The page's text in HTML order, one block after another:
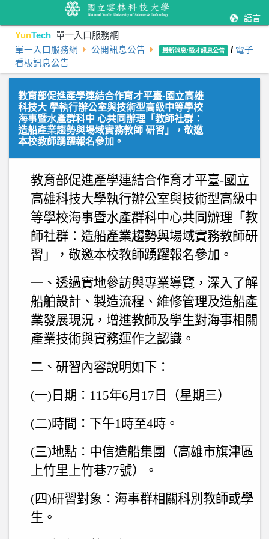
語言
YunTech 單一入口服務網
單一入口服務網 公開訊息公告 最新消息/徵才訊息公告 / 電子
看板訊息公告
教育部促進產學連結合作育才平臺-國立高雄
科技大 學執行辦公室與技術型高級中等學校
海事暨水產群科中 心共同辦理「教師社群：
造船產業趨勢與場域實務教師 研習」，敬邀
本校教師踴躍報名參加。
教育部促進產學連結合作育才平臺-國立
高雄科技大學執行辦公室與技術型高級中
等學校海事暨水產群科中心共同辦理「教
師社群：造船產業趨勢與場域實務教師研
習」，敬邀本校教師踴躍報名參加。
一、透過實地參訪與專業導覽，深入了解
船舶設計、製造流程、維修管理及造船產
業發展現況，增進教師及學生對海事相關
產業技術與實務運作之認識。
二、研習內容說明如下：
(一) 日期： 115年6月 17 日（星期三）
(二)時間：下午1時至4時。
(三)地點：中信造船集團（高雄市旗津區
上竹里上竹巷77號）。
(四)研習對象：海事群相關科別教師或學
生。